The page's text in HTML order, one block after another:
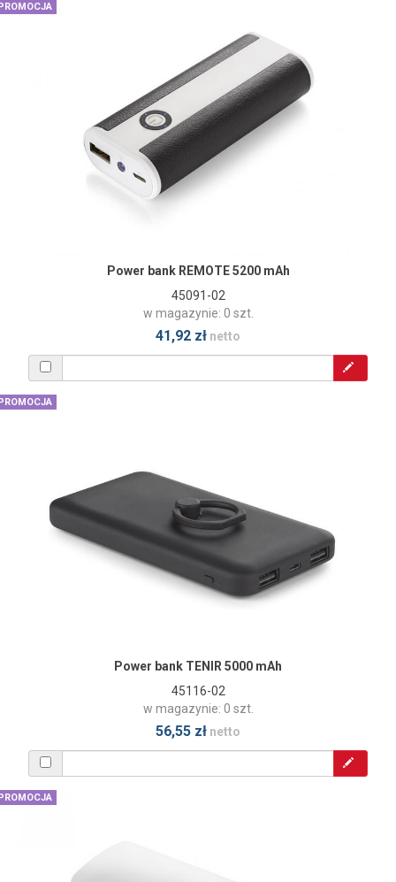
Power bank REMOTE 5200 mAh
45091-02
w magazynie: 0 szt.
41,92 zł netto
Power bank TENIR 5000 mAh
45116-02
w magazynie: 0 szt.
56,55 zł netto